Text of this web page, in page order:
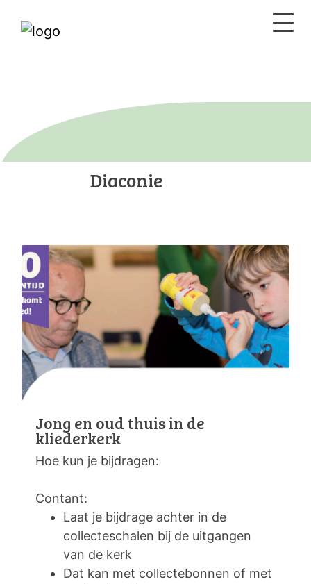
Diaconie
Jong en oud thuis in de
kliederkerk
Hoe kun je bijdragen:
Contant:
Laat je bijdrage achter in de
collecteschalen bij de uitgangen
van de kerk
Dat kan met collectebonnen of met